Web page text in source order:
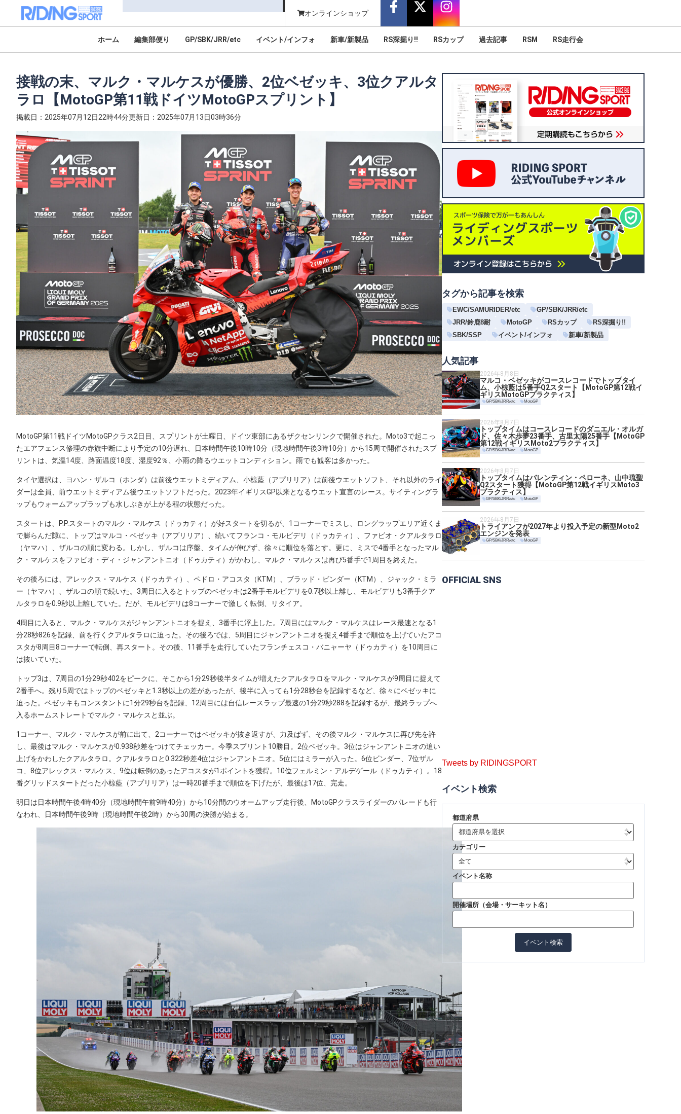
オンラインショップ
ホーム 編集部便り GP/SBK/JRR/etc イベント/インフォ 新車/新製品 RS深掘り!! RSカップ 過去記事 RSM RS走行会
接戦の末、マルク・マルケスが優勝、2位ベゼッキ、3位クアルタ
ラロ【MotoGP第11戦ドイツMotoGPスプリント】
掲載日：2025年07月12日22時44分更新日：2025年07月13日03時36分
MotoGP第11戦ドイツMotoGPクラス2日目、スプリントが土曜日、ドイツ東部にあるザクセンリンクで開催された。Moto3で起こっ
たエアフェンス修理の赤旗中断により予定の10分遅れ、日本時間午後10時10分（現地時間午後3時10分）から15周で開催されたスプ
リントは、気温14度、路面温度18度、湿度92％、小雨の降るウエットコンディション。雨でも観客は多かった。
タイヤ選択は、ヨハン・ザルコ（ホンダ）は前後ウエットミディアム、小椋藍（アプリリア）は前後ウエットソフト、それ以外のライ
ダーは全員、前ウエットミディアム後ウエットソフトだった。2023年イギリスGP以来となるウエット宣言のレース。サイティングラ
ップもウォームアップラップも水しぶきが上がる程の状態だった。
スタートは、P.P.スタートのマルク・マルケス（ドゥカティ）が好スタートを切るが、1コーナーでミスし、ロングラップエリア近くま
で膨らんだ隙に、トップはマルコ・ベゼッキ（アプリリア）、続いてフランコ・モルビデリ（ドゥカティ）、ファビオ・クアルタラロ
（ヤマハ）、ザルコの順に変わる。しかし、ザルコは序盤、タイムが伸びず、徐々に順位を落とす。更に、ミスで4番手となったマル
ク・マルケスをファビオ・ディ・ジャンアントニオ（ドゥカティ）がかわし、マルク・マルケスは再び5番手で1周目を終えた。
その後ろには、アレックス・マルケス（ドゥカティ）、ペドロ・アコスタ（KTM）、ブラッド・ビンダー（KTM）、ジャック・ミラ
ー（ヤマハ）、ザルコの順で続いた。3周目に入るとトップのベゼッキは2番手モルビデリを0.7秒以上離し、モルビデリも3番手クア
ルタラロを0.9秒以上離していた。だが、モルビデリは8コーナーで激しく転倒、リタイア。
4周目に入ると、マルク・マルケスがジャンアントニオを捉え、3番手に浮上した。7周目にはマルク・マルケスはレース最速となる1
分28秒826を記録、前を行くクアルタラロに迫った。その後ろでは、5周目にジャンアントニオを捉え4番手まで順位を上げていたアコ
スタが8周目8コーナーで転倒、再スタート。その後、11番手を走行していたフランチェスコ・バニャーヤ（ドゥカティ）を10周目に
は抜いていた。
トップ3は、7周目の1分29秒402をピークに、そこから1分29秒後半タイムが増えたクアルタラロをマルク・マルケスが9周目に捉えて
2番手へ。残り5周ではトップのベゼッキと1.3秒以上の差があったが、後半に入っても1分28秒台を記録するなど、徐々にベゼッキに
迫った。ベゼッキもコンスタントに1分29秒台を記録、12周目には自信レースラップ最速の1分29秒288を記録するが、最終ラップへ
入るホームストレートでマルク・マルケスと並ぶ。
1コーナー、マルク・マルケスが前に出て、2コーナーではベゼッキが抜き返すが、力及ばず、その後マルク・マルケスに再び先を許
し、最後はマルク・マルケスが0.938秒差をつけてチェッカー。今季スプリント10勝目。2位ベゼッキ。3位はジャンアントニオの追い
上げをかわしたクアルタラロ。クアルタラロと0.322秒差4位はジャンアントニオ。5位にはミラーが入った。6位ビンダー、7位ザル
コ、8位アレックス・マルケス、9位は転倒のあったアコスタが1ポイントを獲得。10位フェルミン・アルデゲール（ドゥカティ）。18
番グリッドスタートだった小椋藍（アプリリア）は一時20番手まで順位を下げたが、最後は17位、完走。
明日は日本時間午後4時40分（現地時間午前9時40分）から10分間のウオームアップ走行後、MotoGPクラスライダーのパレードも行
なわれ、日本時間午後9時（現地時間午後2時）から30周の決勝が始まる。
タグから記事を検索
EWC/SAMURIDER/etc
GP/SBK/JRR/etc
JRR/鈴鹿8耐
MotoGP RSカップ
RS深掘り!!
SBK/SSP
イベント/インフォ 新車/新製品
人気記事
2026年8月8日
マルコ・ベゼッキがコースレコードでトップタイ
ム、小椋藍は5番手Q2スタート【MotoGP第12戦イ
ギリスMotoGPプラクティス】
GP/SBK/JRR/etc MotoGP
2026年8月7日
トップタイムはコースレコードのダニエル・オルガ
ド、佐々木歩夢23番手、古里太陽25番手【MotoGP
第12戦イギリスMoto2プラクティス】
GP/SBK/JRR/etc MotoGP
2026年8月7日
トップタイムはバレンティン・ペローネ、山中琉聖
Q2スタート獲得【MotoGP第12戦イギリスMoto3
プラクティス】
GP/SBK/JRR/etc MotoGP
2026年8月7日
トライアンフが2027年より投入予定の新型Moto2
エンジンを発表
GP/SBK/JRR/etc MotoGP
OFFICIAL SNS
Tweets by RIDINGSPORT
イベント検索
都道府県
カテゴリー
イベント名称
開催場所（会場・サーキット名）